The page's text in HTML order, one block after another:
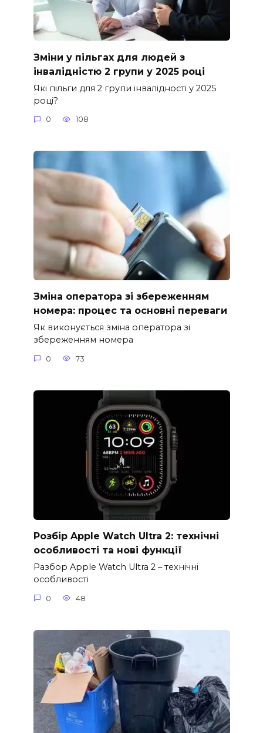
Зміни у пільгах для людей з
інвалідністю 2 групи у 2025 році
Які пільги для 2 групи інвалідності у 2025
році?
0 108
Зміна оператора зі збереженням
номера: процес та основні переваги
Як виконується зміна оператора зі
збереженням номера
0 73
Розбір Apple Watch Ultra 2: технічні
особливості та нові функції
Разбор Apple Watch Ultra 2 – технічні
особливості
0 48